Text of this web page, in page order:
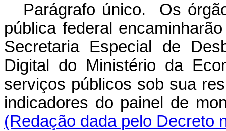
Parágrafo único. Os
pública federal
Secretaria Especial de
Digital do Ministério da
serviços públicos sob sua
indicadores do painel de
(Redação dada pelo Decreto